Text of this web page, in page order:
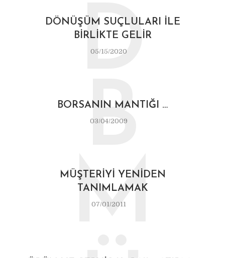
DÖNÜŞÜM SUÇLULARI İLE
BIRLIKTE GELIR
05/15/2020
D
BORSANIN MANTIĞI …
03/04/2009
B
MÜŞTERIYI YENIDEN
TANIMLAMAK
07/01/2011
M